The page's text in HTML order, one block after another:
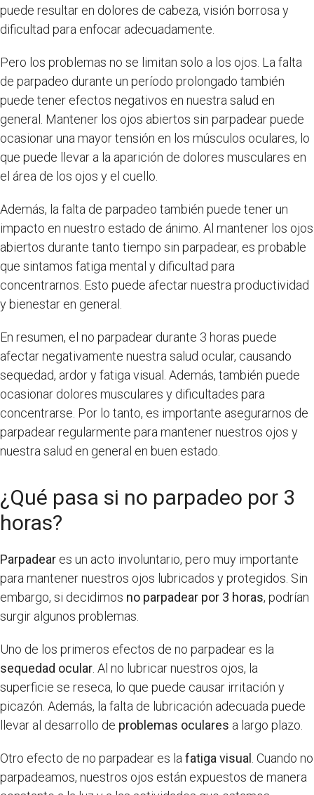
puede resultar en dolores de cabeza, visión borrosa y
dificultad para enfocar adecuadamente.
Pero los problemas no se limitan solo a los ojos. La falta
de parpadeo durante un período prolongado también
puede tener efectos negativos en nuestra salud en
general. Mantener los ojos abiertos sin parpadear puede
ocasionar una mayor tensión en los músculos oculares, lo
que puede llevar a la aparición de dolores musculares en
el área de los ojos y el cuello.
Además, la falta de parpadeo también puede tener un
impacto en nuestro estado de ánimo. Al mantener los ojos
abiertos durante tanto tiempo sin parpadear, es probable
que sintamos fatiga mental y dificultad para
concentrarnos. Esto puede afectar nuestra productividad
y bienestar en general.
En resumen, el no parpadear durante 3 horas puede
afectar negativamente nuestra salud ocular, causando
sequedad, ardor y fatiga visual. Además, también puede
ocasionar dolores musculares y dificultades para
concentrarse. Por lo tanto, es importante asegurarnos de
parpadear regularmente para mantener nuestros ojos y
nuestra salud en general en buen estado.
¿Qué pasa si no parpadeo por 3
horas?
Parpadear es un acto involuntario, pero muy importante
para mantener nuestros ojos lubricados y protegidos. Sin
embargo, si decidimos no parpadear por 3 horas, podrían
surgir algunos problemas.
Uno de los primeros efectos de no parpadear es la
sequedad ocular . Al no lubricar nuestros ojos, la
superficie se reseca, lo que puede causar irritación y
picazón. Además, la falta de lubricación adecuada puede
llevar al desarrollo de problemas oculares a largo plazo.
Otro efecto de no parpadear es la fatiga visual . Cuando no
parpadeamos, nuestros ojos están expuestos de manera